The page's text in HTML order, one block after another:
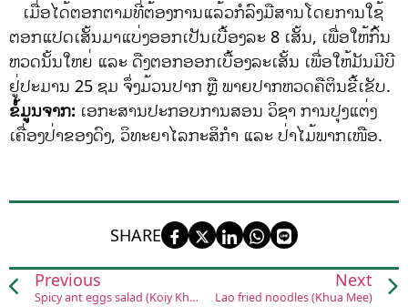
ເມື່ອໄດ້ຕອກຕາມທີ່ຕ້ອງການແລ້ວກໍລົງມືສານໂດຍການໃຊ້
ຕອກແປດເສັ້ນມາແບ່ງອອກເປັນເບື້ອງລະ 8 ເສັ້ນ, ເພື່ອໃຫ້ກົ້ນ
ຫວດນັ້ນໃຫຍ່ ແລະ ດືງຕອກອອກເບື້ອງລະເສັ້ນ ເພື່ອໃຫ້ມັນມີບີ
ຢູ່ປະມານ 25 ຊມ ຈຶ່ງມ້ວນປາກ ຫຼື ພາຍປາກຫວດຄືຕິນຂີ້ເຂັບ.
ຂໍ້ມູນຈາກ: ເອກະສານປະກອບການສອນ ວິຊາ ການປຸງແຕ່ງ
ເຄື່ອງປ່າຂອງດົງ, ວິທະຍາໄລກະສິກໍາ ແລະ ປ່າໄມ້ພາກເໜືອ.
SHARE
Previous
Spicy ant eggs salad (Koiy Khai Mod Som)
Next
Lao fried noodles (Khua Mee)